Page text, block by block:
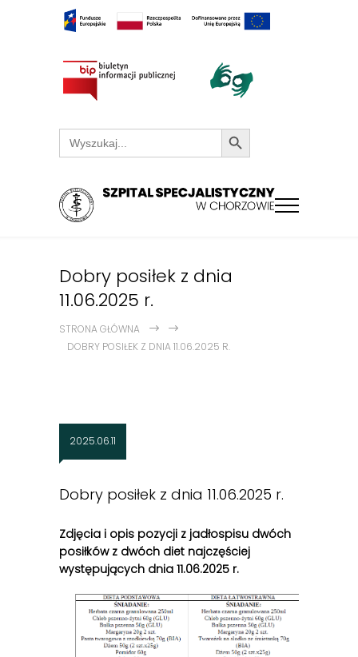
Search
for:
Search Button
Dobry posiłek z dnia
11.06.2025 r.
STRONA GŁÓWNA
DOBRY POSIŁEK Z DNIA 11.06.2025 R.
2025.06.11
Dobry posiłek z dnia 11.06.2025 r.
Zdjęcia i opis pozycji z jadłospisu dwóch
posiłków z dwóch diet najczęściej
występujących dnia 11.06.2025 r.